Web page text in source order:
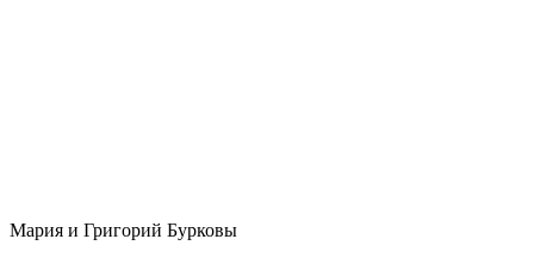
Мария и Григорий Бурковы